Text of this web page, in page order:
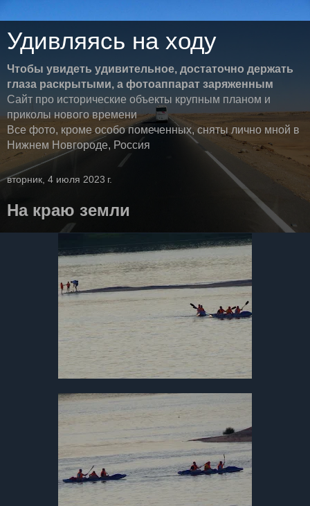
Удивляясь на ходу
Чтобы увидеть удивительное, достаточно держать
глаза раскрытыми, а фотоаппарат заряженным
Сайт про исторические объекты крупным планом и
приколы нового времени
Все фото, кроме особо помеченных, сняты лично мной в
Нижнем Новгороде, Россия
вторник, 4 июля 2023 г.
На краю земли